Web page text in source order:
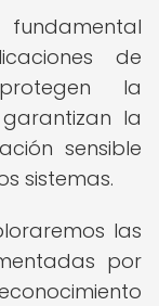
de
la
la
sensible
sistemas.
las
por